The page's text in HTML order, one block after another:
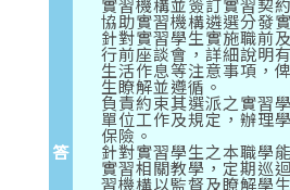
答
實習機構並簽訂實習契
協助實習機構遴選分發
針對實習學生實施職前
行前座談會，詳細說明
生活作息等注意事項，
生瞭解並遵循。
負責約束其選派之實習
單位工作及規定，辦理
保險。
針對實習學生之本職學
實習相關教學，定期巡
習機構以監督及瞭解學